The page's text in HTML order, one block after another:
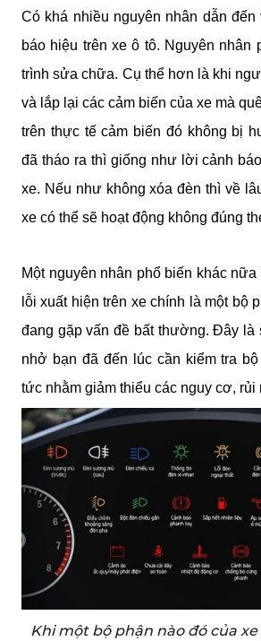
Có khá nhiều nguyên nhân dẫn đến
báo hiệu trên xe ô tô. Nguyên nhân
trình sửa chữa. Cụ thể hơn là khi
và lắp lại các cảm biến của xe mà
trên thực tế cảm biến đó không bị
đã tháo ra thì giống như lời cảnh
xe. Nếu như không xóa đèn thì về
xe có thể sẽ hoạt động không đúng
Một nguyên nhân phổ biến khác
lỗi xuất hiện trên xe chính là một bộ
đang gặp vấn đề bất thường. Đây là
nhở bạn đã đến lúc cần kiểm tra
tức nhằm giảm thiểu các nguy cơ, rủi
Khi một bộ phận nào đó của